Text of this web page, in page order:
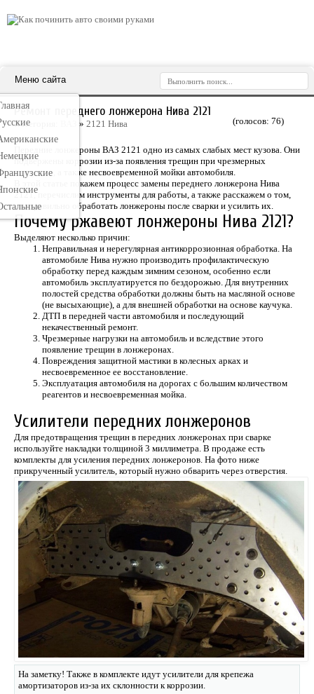
Меню сайта
(голосов: 76)
Ремонт переднего лонжерона Нива 2121
Категория: » 2121 Нива
Передние лонжероны ВАЗ 2121 одно из самых слабых мест кузова. Они
подвержены коррозии из-за появления трещин при чрезмерных
нагрузках, а также несвоевременной мойки автомобиля.
В этой статье покажем процесс замены переднего лонжерона Нива
2121, перечислим инструменты для работы, а также расскажем о том,
как правильно обработать лонжероны после сварки и усилить их.
Почему ржавеют лонжероны Нива 2121?
Выделяют несколько причин:
Неправильная и нерегулярная антикоррозионная обработка. На
автомобиле Нива нужно производить профилактическую
обработку перед каждым зимним сезоном, особенно если
автомобиль эксплуатируется по бездорожью. Для внутренних
полостей средства обработки должны быть на масляной основе
(не высыхающие), а для внешней обработки на основе каучука.
ДТП в передней части автомобиля и последующий
некачественный ремонт.
Чрезмерные нагрузки на автомобиль и вследствие этого
появление трещин в лонжеронах.
Повреждения защитной мастики в колесных арках и
несвоевременное ее восстановление.
Эксплуатация автомобиля на дорогах с большим количеством
реагентов и несвоевременная мойка.
Усилители передних лонжеронов
Для предотвращения трещин в передних лонжеронах при сварке
используйте накладки толщиной 3 миллиметра. В продаже есть
комплекты для усиления передних лонжеронов. На фото ниже
прикрученный усилитель, который нужно обварить через отверстия.
На заметку! Также в комплекте идут усилители для крепежа
амортизаторов из-за их склонности к коррозии.